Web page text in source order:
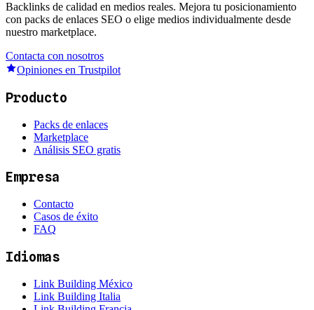
Backlinks de calidad en medios reales. Mejora tu posicionamiento
con packs de enlaces SEO o elige medios individualmente desde
nuestro marketplace.
Contacta con nosotros
Opiniones en Trustpilot
Producto
Packs de enlaces
Marketplace
Análisis SEO gratis
Empresa
Contacto
Casos de éxito
FAQ
Idiomas
Link Building México
Link Building Italia